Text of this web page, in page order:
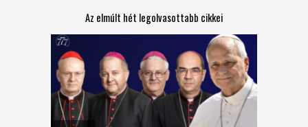
Az elmúlt hét legolvasottabb cikkei